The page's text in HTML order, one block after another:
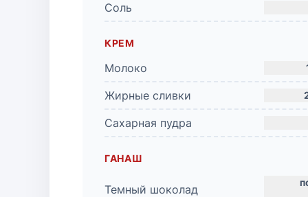
Соль
КРЕМ
Молоко
Жирные сливки
Сахарная пудра
ГАНАШ
Темный шоколад